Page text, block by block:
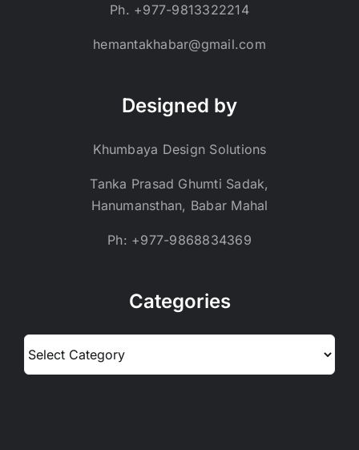
Ph. +977-9813322214
hemantakhabar@gmail.com
Designed by
Khumbaya Design Solutions
Tanka Prasad Ghumti Sadak,
Hanumansthan, Babar Mahal
Ph: +977-9868834369
Categories
Categories